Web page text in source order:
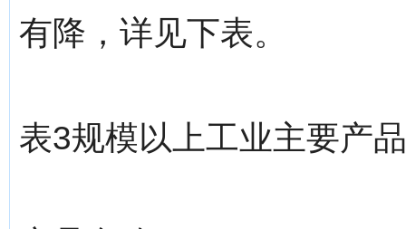
有降，详见下表。
表3规模以上工业主要产